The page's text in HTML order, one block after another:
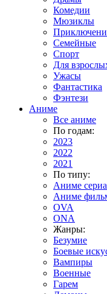
Комедии
Мюзиклы
Семейные
Спорт
Для
Ужасы
Фантастика
Фэнтези
Аниме
Все аниме
По годам:
2023
2022
2021
По типу:
Аниме
Аниме
OVA
ONA
Жанры:
Безумие
Боевые
Вампиры
Военные
Гарем